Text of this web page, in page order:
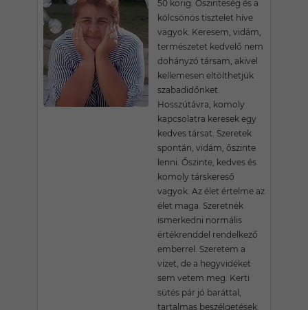
50 korig. Őszinteség és a
kölcsönös tisztelet híve
vagyok. Keresem, vidám,
természetet kedvelő nem
dohányzó társam, akivel
kellemesen eltölthetjük
szabadidőnket.
Hosszútávra, komoly
kapcsolatra keresek egy
kedves társat. Szeretek
spontán, vidám, őszinte
lenni. Őszinte, kedves és
komoly társkereső
vagyok. Az élet értelme az
élet maga. Szeretnék
ismerkedni normális
értékrenddel rendelkező
emberrel. Szeretem a
vizet, de a hegyvidéket
sem vetem meg. Kerti
sütés pár jó baráttal,
tartalmas beszélgetések.